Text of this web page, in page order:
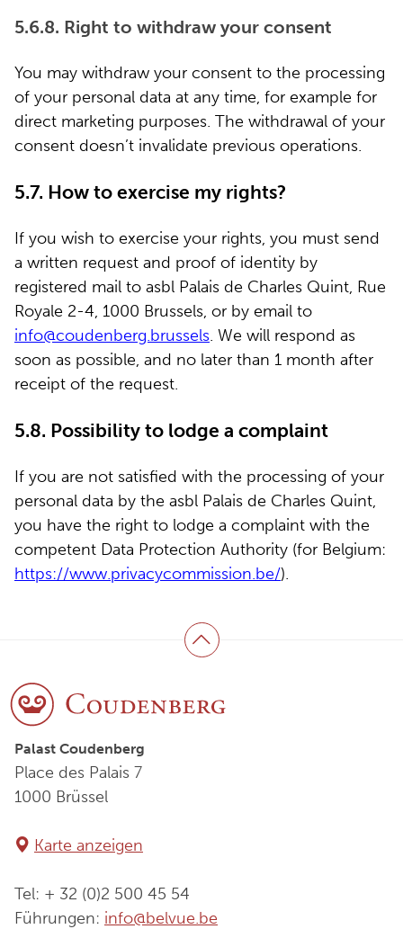
5.6.8. Right to withdraw your consent
You may withdraw your consent to the processing
of your personal data at any time, for example for
direct marketing purposes. The withdrawal of your
consent doesn’t invalidate previous operations.
5.7. How to exercise my rights?
If you wish to exercise your rights, you must send
a written request and proof of identity by
registered mail to asbl Palais de Charles Quint, Rue
Royale 2-4, 1000 Brussels, or by email to
info@coudenberg.brussels. We will respond as
soon as possible, and no later than 1 month after
receipt of the request.
5.8. Possibility to lodge a complaint
If you are not satisfied with the processing of your
personal data by the asbl Palais de Charles Quint,
you have the right to lodge a complaint with the
competent Data Protection Authority (for Belgium:
https://www.privacycommission.be/).
Zurück zum Anfang
Palast Coudenberg
Place des Palais 7
1000 Brüssel
Karte anzeigen
Tel: + 32 (0)2 500 45 54
Führungen: info@belvue.be